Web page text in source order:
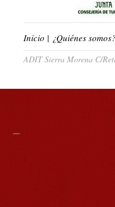
Inicio | ¿Quiénes somos?
ADIT Sierra Morena C/